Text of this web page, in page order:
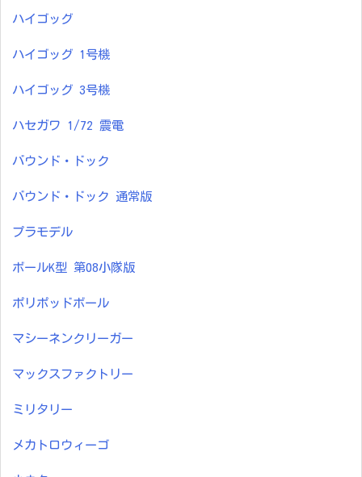
ハイゴッグ
ハイゴッグ 1号機
ハイゴッグ 3号機
ハセガワ 1/72 震電
バウンド・ドック
バウンド・ドック 通常版
プラモデル
ボールK型 第08小隊版
ポリポッドボール
マシーネンクリーガー
マックスファクトリー
ミリタリー
メカトロウィーゴ